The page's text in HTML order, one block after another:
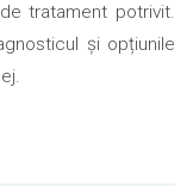
tratament potrivit.
și opțiunile